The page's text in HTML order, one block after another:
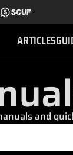
ARTICLES
and